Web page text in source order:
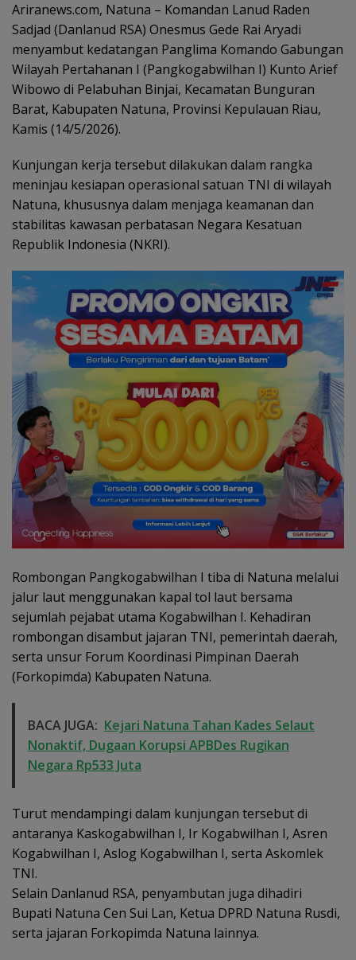
Ariranews.com, Natuna – Komandan Lanud Raden
Sadjad (Danlanud RSA) Onesmus Gede Rai Aryadi
menyambut kedatangan Panglima Komando Gabungan
Wilayah Pertahanan I (Pangkogabwilhan I) Kunto Arief
Wibowo di Pelabuhan Binjai, Kecamatan Bunguran
Barat, Kabupaten Natuna, Provinsi Kepulauan Riau,
Kamis (14/5/2026).
Kunjungan kerja tersebut dilakukan dalam rangka
meninjau kesiapan operasional satuan TNI di wilayah
Natuna, khususnya dalam menjaga keamanan dan
stabilitas kawasan perbatasan Negara Kesatuan
Republik Indonesia (NKRI).
Rombongan Pangkogabwilhan I tiba di Natuna melalui
jalur laut menggunakan kapal tol laut bersama
sejumlah pejabat utama Kogabwilhan I. Kehadiran
rombongan disambut jajaran TNI, pemerintah daerah,
serta unsur Forum Koordinasi Pimpinan Daerah
(Forkopimda) Kabupaten Natuna.
BACA JUGA: Kejari Natuna Tahan Kades Selaut
Nonaktif, Dugaan Korupsi APBDes Rugikan
Negara Rp533 Juta
Turut mendampingi dalam kunjungan tersebut di
antaranya Kaskogabwilhan I, Ir Kogabwilhan I, Asren
Kogabwilhan I, Aslog Kogabwilhan I, serta Askomlek
TNI.
Selain Danlanud RSA, penyambutan juga dihadiri
Bupati Natuna Cen Sui Lan, Ketua DPRD Natuna Rusdi,
serta jajaran Forkopimda Natuna lainnya.